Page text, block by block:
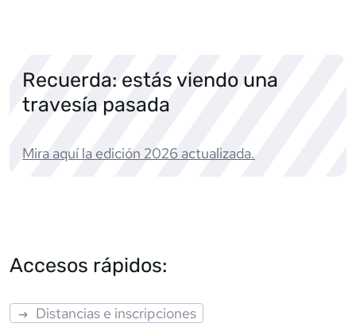
Recuerda: estás viendo una
travesía pasada
Mira aquí la edición 2026 actualizada.
Accesos rápidos:
Distancias e inscripciones